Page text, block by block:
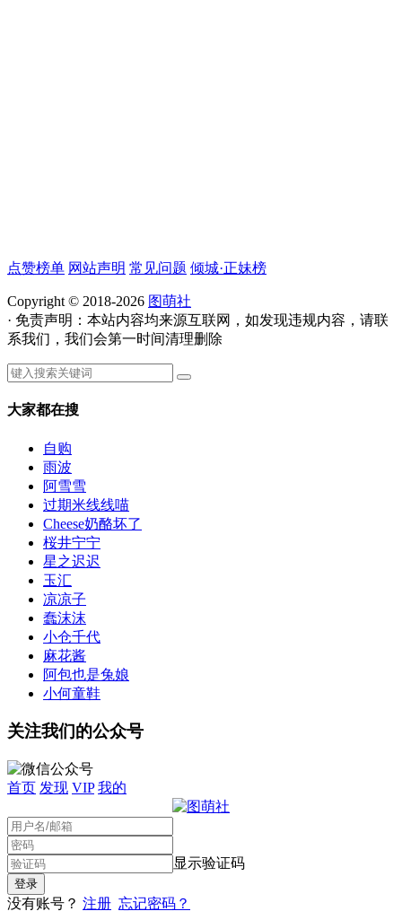
点赞榜单 网站声明 常见问题 倾城·正妹榜
Copyright © 2018-2026 图萌社
· 免责声明：本站内容均来源互联网，如发现违规内容，请联
系我们，我们会第一时间清理删除
大家都在搜
自购
雨波
阿雪雪
过期米线线喵
Cheese奶酪坏了
桜井宁宁
星之迟迟
玉汇
凉凉子
蠢沫沫
小仓千代
麻花酱
阿包也是兔娘
小何童鞋
关注我们的公众号
首页 发现 VIP 我的
显示验证码
没有账号？ 注册 忘记密码？